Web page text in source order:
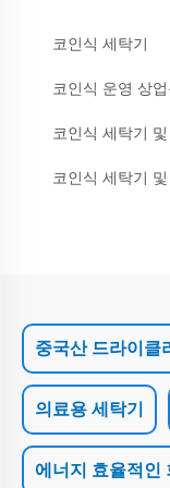
코인식 세탁기
코인식 운영 상
코인식 세탁기
코인식 세탁기
중국산 드라이클
의료용 세탁기
에너지 효율적인